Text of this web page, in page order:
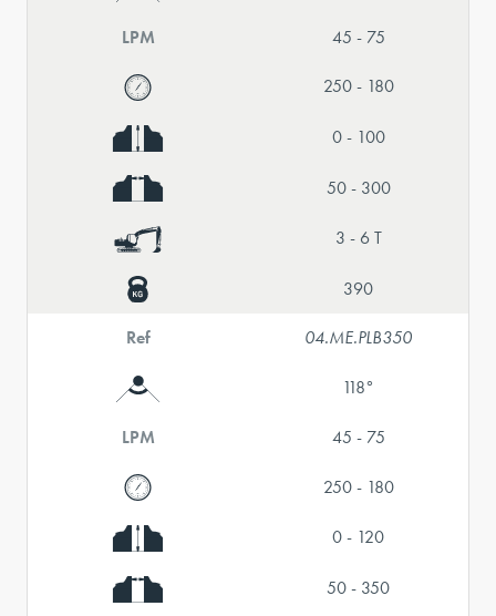
LPM 45 - 75
250 - 180
0 - 100
50 - 300
3 - 6 T
390
Ref 04.ME.PLB350
118°
LPM 45 - 75
250 - 180
0 - 120
50 - 350